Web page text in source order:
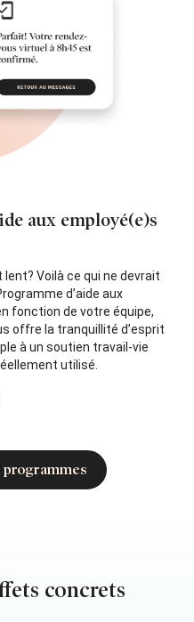
aux employé(e)s
Voilà ce qui ne devrait
d’aide aux
fonction de votre équipe,
offre la tranquillité d’esprit
à un soutien travail-vie
utilisé.
concrets